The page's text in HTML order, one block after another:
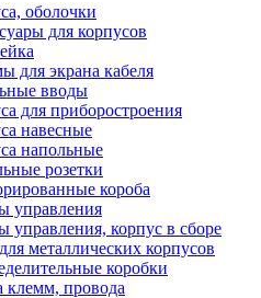
оболочки
для корпусов
для экрана кабеля
вводы
для приборостроения
навесные
напольные
розетки
короба
управления
управления, корпус в сборе
металлических корпусов
коробки
клемм, провода